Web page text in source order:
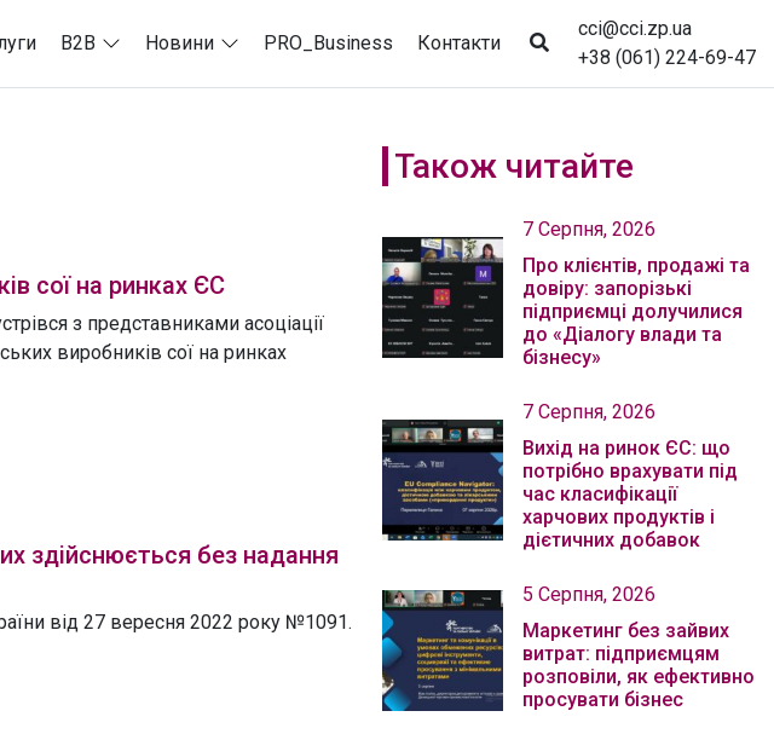
B2B Новини PRO_Business Контакти
cci@cci.zp.ua
+38 (061) 224-69-47
сої на ринках ЄС
з представниками асоціації
виробників сої на ринках
здійснюється без надання
від 27 вересня 2022 року №1091.
Також читайте
7 Серпня, 2026
Про клієнтів, продажі та
довіру: запорізькі
підприємці долучилися
до «Діалогу влади та
бізнесу»
7 Серпня, 2026
Вихід на ринок ЄС: що
потрібно врахувати під
час класифікації
харчових продуктів і
дієтичних добавок
5 Серпня, 2026
Маркетинг без зайвих
витрат: підприємцям
розповіли, як ефективно
просувати бізнес